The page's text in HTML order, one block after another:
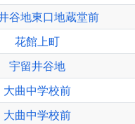
谷地東口地蔵堂前
花館上町
宇留井谷地
大曲中学校前
大曲中学校前